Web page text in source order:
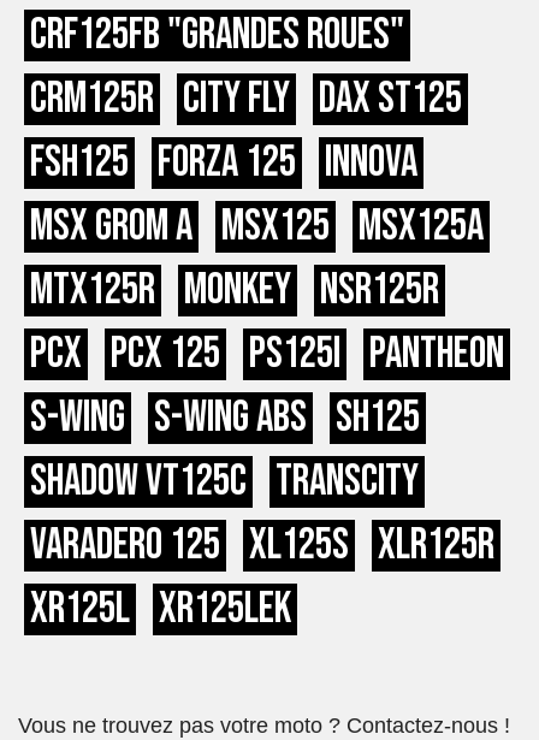
CRF125FB "Grandes Roues"
CRM125R City Fly Dax ST125
FSH125
Forza 125
Innova
MSX GROM A MSX125
MSX125A
MTX125R Monkey NSR125R
PCX
PCX 125 PS125i
Pantheon
S-Wing
S-wing ABS
SH125
Shadow VT125C
Transcity
Varadero 125 XL125S XLR125R
XR125L XR125LEK
Vous ne trouvez pas votre moto ? Contactez-nous !